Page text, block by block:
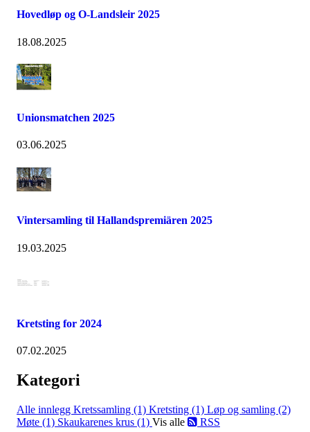
Hovedløp og O-Landsleir 2025
18.08.2025
Unionsmatchen 2025
03.06.2025
Vintersamling til Hallandspremiären 2025
19.03.2025
Kretsting for 2024
07.02.2025
Kategori
Alle innlegg Kretssamling (1) Kretsting (1) Løp og samling (2)
Møte (1) Skaukarenes krus (1) Vis alle RSS